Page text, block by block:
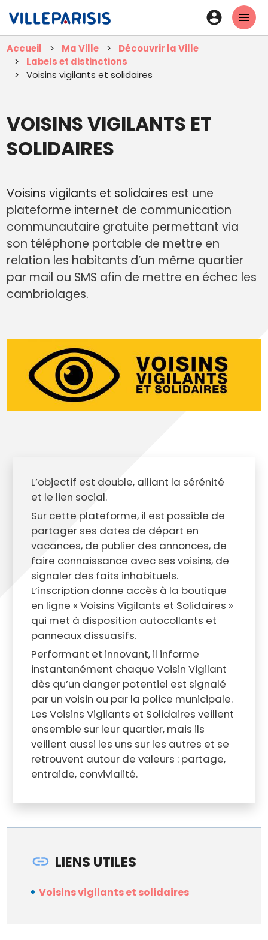
contenu
principal
En-
tête
Accueil Ma Ville
Découvrir la Ville
Labels et distinctions
Voisins vigilants et solidaires
VOISINS VIGILANTS ET
SOLIDAIRES
Voisins vigilants et solidaires est une
plateforme internet de communication
communautaire gratuite permettant via
son téléphone portable de mettre en
relation les habitants d’un même quartier
par mail ou SMS afin de mettre en échec les
cambriolages.
L’objectif est double, alliant la sérénité
et le lien social.
Sur cette plateforme, il est possible de
partager ses dates de départ en
vacances, de publier des annonces, de
faire connaissance avec ses voisins, de
signaler des faits inhabituels.
L’inscription donne accès à la boutique
en ligne « Voisins Vigilants et Solidaires »
qui met à disposition autocollants et
panneaux dissuasifs.
Performant et innovant, il informe
instantanément chaque Voisin Vigilant
dès qu’un danger potentiel est signalé
par un voisin ou par la police municipale.
Les Voisins Vigilants et Solidaires veillent
ensemble sur leur quartier, mais ils
veillent aussi les uns sur les autres et se
retrouvent autour de valeurs : partage,
entraide, convivialité.
LIENS UTILES
Voisins vigilants et solidaires